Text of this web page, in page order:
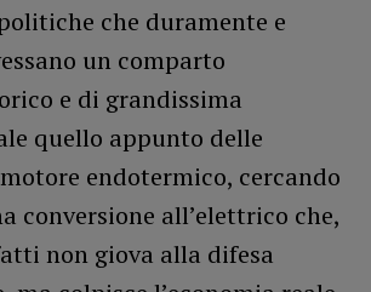
che duramente e
un comparto
e di grandissima
quello appunto delle
endotermico, cercando
conversione all’elettrico che,
non giova alla difesa